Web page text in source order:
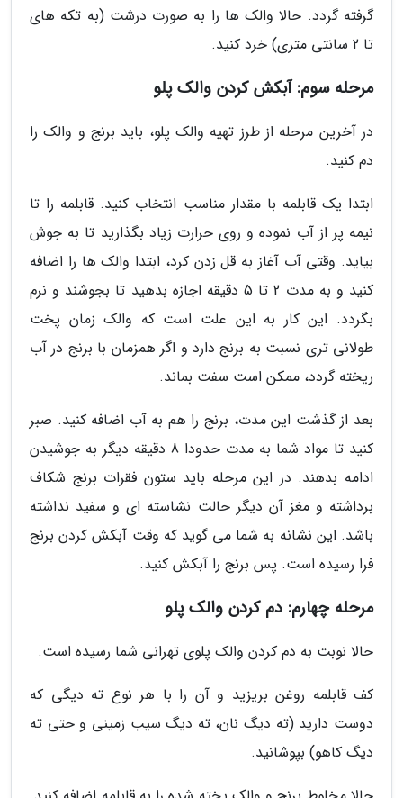
گرفته گردد. حالا والک ها را به صورت درشت (به تکه های
تا 2 سانتی متری) خرد کنید.
مرحله سوم: آبکش کردن والک پلو
در آخرین مرحله از طرز تهیه والک پلو، باید برنج و والک را
دم کنید.
ابتدا یک قابلمه با مقدار مناسب انتخاب کنید. قابلمه را تا
نیمه پر از آب نموده و روی حرارت زیاد بگذارید تا به جوش
بیاید. وقتی آب آغاز به قل زدن کرد، ابتدا والک ها را اضافه
کنید و به مدت 2 تا 5 دقیقه اجازه بدهید تا بجوشند و نرم
بگردد. این کار به این علت است که والک زمان پخت
طولانی تری نسبت به برنج دارد و اگر همزمان با برنج در آب
ریخته گردد، ممکن است سفت بماند.
بعد از گذشت این مدت، برنج را هم به آب اضافه کنید. صبر
کنید تا مواد شما به مدت حدودا 8 دقیقه دیگر به جوشیدن
ادامه بدهند. در این مرحله باید ستون فقرات برنج شکاف
برداشته و مغز آن دیگر حالت نشاسته ای و سفید نداشته
باشد. این نشانه به شما می گوید که وقت آبکش کردن برنج
فرا رسیده است. پس برنج را آبکش کنید.
مرحله چهارم: دم کردن والک پلو
حالا نوبت به دم کردن والک پلوی تهرانی شما رسیده است.
کف قابلمه روغن بریزید و آن را با هر نوع ته دیگی که
دوست دارید (ته دیگ نان، ته دیگ سیب زمینی و حتی ته
دیگ کاهو) بپوشانید.